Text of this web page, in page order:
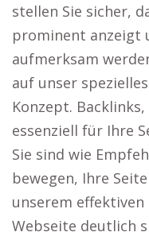
stellen Sie sicher,
prominent anzeigt
aufmerksam
auf unser
Konzept.
essenziell für Ihre
Sie sind wie
bewegen, Ihre
unserem
Webseite deutlich